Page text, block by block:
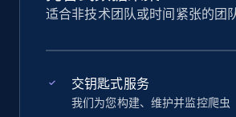
适合非技术团队或时间紧张的团
交钥匙式服务
我们为您构建、维护并监控爬虫